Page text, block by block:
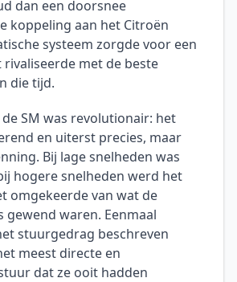
dan een doorsnee
koppeling aan het Citroën
systeem zorgde voor een
met de beste
die tijd.
SM was revolutionair: het
en uiterst precies, maar
Bij lage snelheden was
hogere snelheden werd het
omgekeerde van wat de
gewend waren. Eenmaal
stuurgedrag beschreven
meest directe en
dat ze ooit hadden